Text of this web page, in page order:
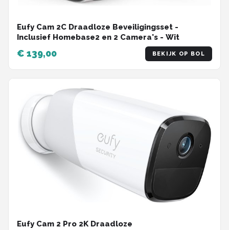
Eufy Cam 2C Draadloze Beveiligingsset -
Inclusief Homebase2 en 2 Camera's - Wit
€ 139,00 BEKIJK OP BOL
Eufy Cam 2 Pro 2K Draadloze